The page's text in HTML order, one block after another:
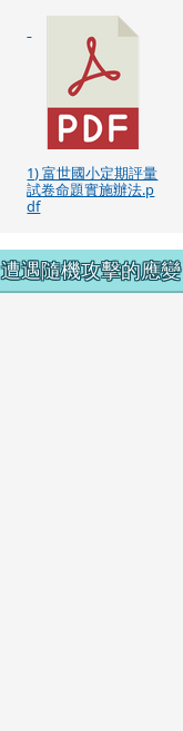
1) 富世國小定期評量
試卷命題實施辦法.p
df
遭遇隨機攻擊的應變